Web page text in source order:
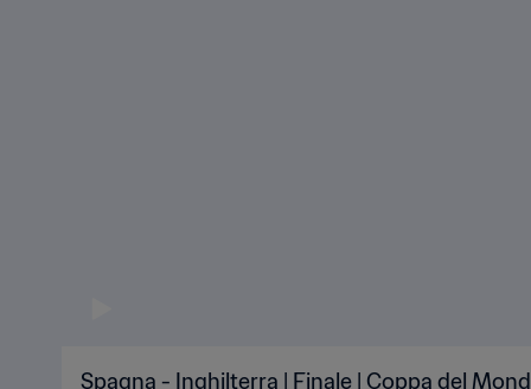
Spagna - Inghilterra | Finale | Coppa del